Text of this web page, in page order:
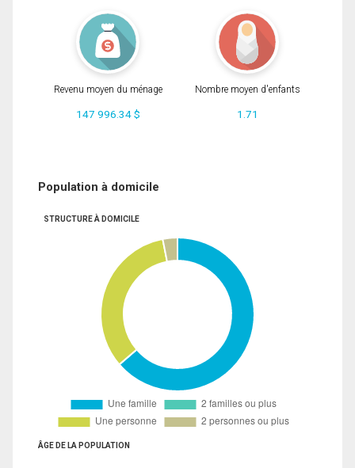
Revenu moyen du ménage
147 996.34 $
Nombre moyen d'enfants
1.71
Population à domicile
STRUCTURE À DOMICILE
ÂGE DE LA POPULATION